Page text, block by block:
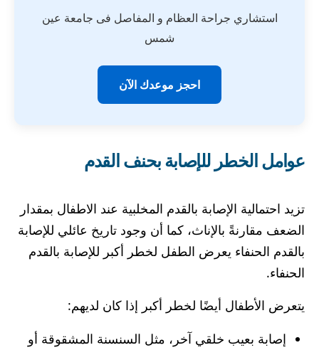
استشاري جراحة العظام و المفاصل فى جامعة عين
شمس
احجز موعدك الآن
عوامل الخطر للإصابة بحنف القدم
تزيد احتمالية الإصابة بالقدم المخلبية عند الاطفال بمقدار
الضعف مقارنةً بالإناث، كما أن وجود تاريخ عائلي للإصابة
بالقدم الحنفاء يعرض الطفل لخطر أكبر للإصابة بالقدم
الحنفاء.
يتعرض الأطفال أيضًا لخطر أكبر إذا كان لديهم:
إصابة بعيب خلقي آخر، مثل السنسنة المشقوقة أو